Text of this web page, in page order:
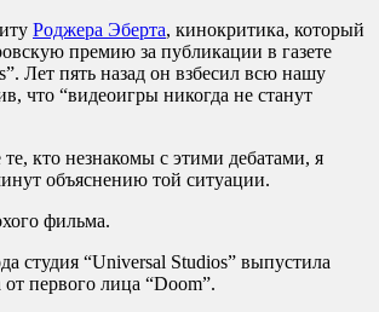
Роджера Эберта, кинокритика, который
премию за публикации в газете
Лет пять назад он взбесил всю нашу
что “видеоигры никогда не станут
кто незнакомы с этими дебатами, я
объяснению той ситуации.
фильма.
студия “Universal Studios” выпустила
первого лица “Doom”.